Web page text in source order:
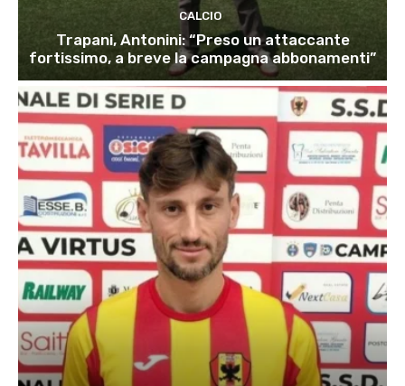
CALCIO
Trapani, Antonini: “Preso un attaccante
fortissimo, a breve la campagna abbonamenti”